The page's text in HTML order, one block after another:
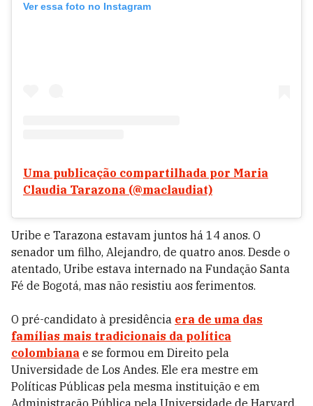
Ver essa foto no Instagram
Uma publicação compartilhada por Maria
Claudia Tarazona (@maclaudiat)
Uribe e Tarazona estavam juntos há 14 anos. O
senador um filho, Alejandro, de quatro anos. Desde o
atentado, Uribe estava internado na Fundação Santa
Fé de Bogotá, mas não resistiu aos ferimentos.
O pré-candidato à presidência era de uma das
famílias mais tradicionais da política
colombiana e se formou em Direito pela
Universidade de Los Andes. Ele era mestre em
Políticas Públicas pela mesma instituição e em